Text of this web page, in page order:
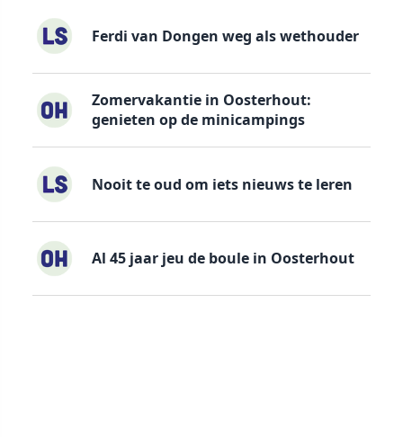
Ferdi van Dongen weg als wethouder
Zomervakantie in Oosterhout:
genieten op de minicampings
Nooit te oud om iets nieuws te leren
Al 45 jaar jeu de boule in Oosterhout